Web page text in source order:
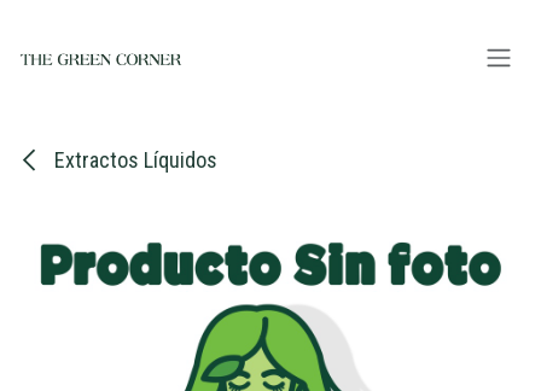
Extractos Líquidos